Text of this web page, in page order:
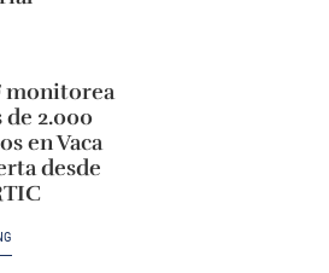
monitorea
de 2.000
en Vaca
desde